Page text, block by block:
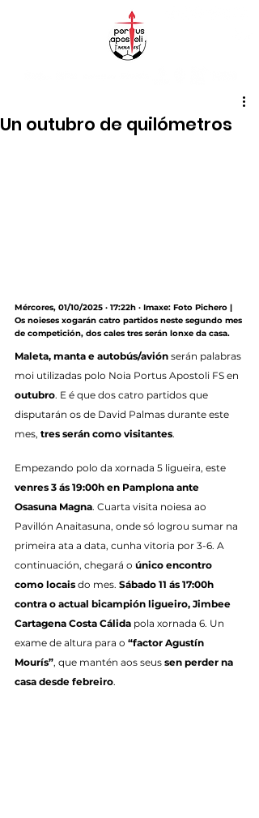
Un outubro de quilómetros
Mércores, 01/10/2025 · 17:22h · Imaxe: Foto Pichero |
Os noieses xogarán catro partidos neste segundo mes
de competición, dos cales tres serán lonxe da casa.
Maleta, manta e autobús/avión serán palabras
moi utilizadas polo Noia Portus Apostoli FS en
outubro. E é que dos catro partidos que
disputarán os de David Palmas durante este
mes, tres serán como visitantes.
Empezando polo da xornada 5 ligueira, este
venres 3 ás 19:00h en Pamplona ante
Osasuna Magna. Cuarta visita noiesa ao
Pavillón Anaitasuna, onde só logrou sumar na
primeira ata a data, cunha vitoria por 3-6. A
continuación, chegará o único encontro
como locais do mes. Sábado 11 ás 17:00h
contra o actual bicampión ligueiro, Jimbee
Cartagena Costa Cálida pola xornada 6. Un
exame de altura para o “factor Agustín
Mourís”, que mantén aos seus sen perder na
casa desde febreiro.